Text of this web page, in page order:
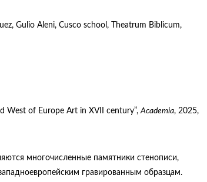
Gulio Aleni, Cusco school, Theatrum Вiblicum,
West of Europe Art in XVII century”, Academia, 2025,
многочисленные памятники стенописи,
гравированным образцам.